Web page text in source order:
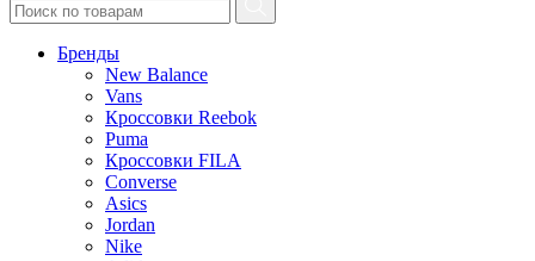
Бренды
New Balance
Vans
Кроссовки Reebok
Puma
Кроссовки FILA
Converse
Asics
Jordan
Nike